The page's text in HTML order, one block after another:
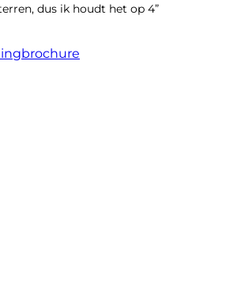
dus ik houdt het op 4”